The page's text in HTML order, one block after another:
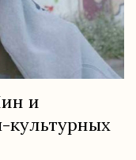
и
культурных